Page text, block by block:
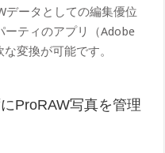
データとしての編集優位
ーティのアプリ（Adobe
変換が可能です。
ProRAW写真を管理